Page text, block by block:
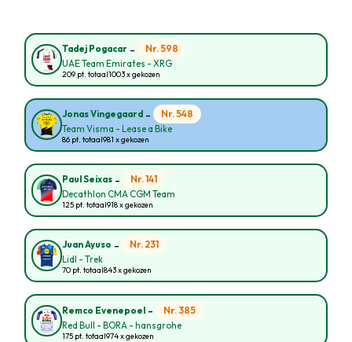
Tadej Pogacar - Nr. 598
UAE Team Emirates - XRG
209 pt. totaal1003 x gekozen
Jonas Vingegaard - Nr. 548
Team Visma - Lease a Bike
86 pt. totaal981 x gekozen
Paul Seixas - Nr. 141
Decathlon CMA CGM Team
125 pt. totaal918 x gekozen
Juan Ayuso - Nr. 231
Lidl - Trek
70 pt. totaal843 x gekozen
Remco Evenepoel - Nr. 385
Red Bull - BORA - hansgrohe
175 pt. totaal974 x gekozen